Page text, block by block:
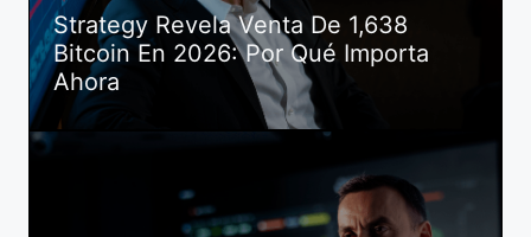
Strategy Revela Venta De 1,638
Bitcoin En 2026: Por Qué Importa
Ahora